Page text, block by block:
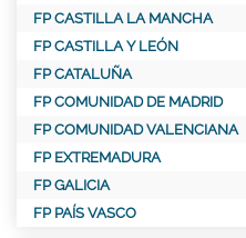
FP CASTILLA LA MANCHA
FP CASTILLA Y LEÓN
FP CATALUÑA
FP COMUNIDAD DE MADRID
FP COMUNIDAD VALENCIANA
FP EXTREMADURA
FP GALICIA
FP PAÍS VASCO